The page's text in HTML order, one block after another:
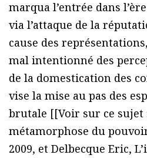
marqua l’entrée dans
via l’attaque de la
cause des
mal intentionné des
de la domestication des
vise la mise au pas des
brutale [[Voir sur ce sujet
métamorphose du
2009, et Delbecque Eric,